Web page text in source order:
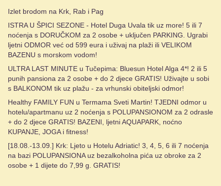
Izlet brodom na Krk, Rab i Pag
ISTRA U ŠPICI SEZONE - Hotel Duga Uvala tik uz more! 5 ili 7
noćenja s DORUČKOM za 2 osobe + uključen PARKING. Ugrabi
ljetni ODMOR već od 599 eura i uživaj na plaži ili VELIKOM
BAZENU s morskom vodom!
ULTRA LAST MINUTE u Tučepima: Bluesun Hotel Alga 4*! 2 ili 5
punih pansiona za 2 osobe + do 2 djece GRATIS! Uživajte u sobi
s BALKONOM tik uz plažu - za vrhunski obiteljski odmor!
Healthy FAMILY FUN u Termama Sveti Martin! TJEDNI odmor u
hotelu/apartmanu uz 2 noćenja s POLUPANSIONOM za 2 odrasle
+ do 2 djece GRATIS! BAZENI, ljetni AQUAPARK, noćno
KUPANJE, JOGA i fitness!
[18.08.-13.09.] Krk: Ljeto u Hotelu Adriatic! 3, 4, 5, 6 ili 7 noćenja
na bazi POLUPANSIONA uz bezalkoholna pića uz obroke za 2
osobe + 1 dijete do 7,99 g. GRATIS!